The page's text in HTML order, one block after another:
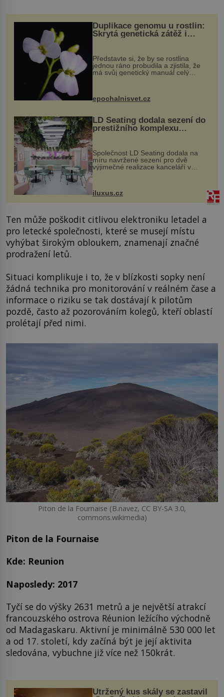
Duplikace genomu u rostlin:
Skrytá genetická zátěž i
Představte si, že by se rostlina
jednou ráno probudila a zjistila, že
má svůj genetický manuál celý
vstupenka...
epochalnisvet.cz
LD Seating dodala sezení do
prestižního komplexu
MediaCityUK v Salfordu
Společnost LD Seating dodala na
míru navržené sezení pro dvě
výjimečné realizace kanceláří v
areálu MediaCityUK v anglickém
budov Media...
iluxus.cz
Ten může poškodit citlivou elektroniku letadel a
pro letecké společnosti, které se musejí místu
vyhýbat širokým obloukem, znamenají značné
prodražení letů.
Situaci komplikuje i to, že v blízkosti sopky není
žádná technika pro monitorování v reálném čase a
informace o riziku se tak dostávají k pilotům
pozdě, často až pozorováním kolegů, kteří oblastí
prolétají před nimi.
Piton de la Fournaise (B.navez, CC BY-SA 3.0,
commons.wikimedia)
Piton de la Fournaise
Kde: Reunion
Naposledy: 2017
Tyčí se do výšky 2631 metrů a je největší atrakcí
francouzského ostrova Réunion ležícího východně
od Madagaskaru. Aktivní je minimálně 530 000 let
a od 17. století, kdy začíná být je její aktivita
sledována, vybuchne již více než 150krát.
Utržený kus skály se zastavil